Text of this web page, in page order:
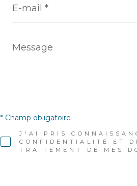
mail
*
Message
*
J'AI PRIS
CONFIDENTIALITÉ ET
TRAITEMENT DE MES
* Champ obligatoire